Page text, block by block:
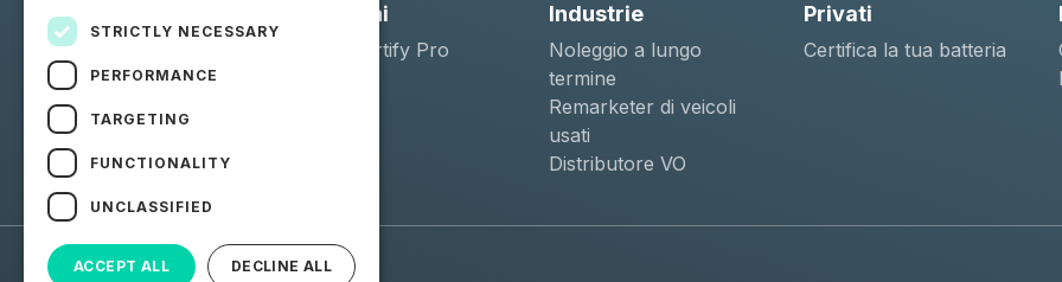
Soluzioni
Moba Certify Pro
Industrie
Noleggio a lungo
termine
Remarketer di veicoli
usati
Distributore VO
Privati
Certifica la tua batteria
© 2026 Moba. Tutti i diritti riservati.
STRICTLY NECESSARY
PERFORMANCE
TARGETING
FUNCTIONALITY
UNCLASSIFIED
ACCEPT ALL DECLINE ALL